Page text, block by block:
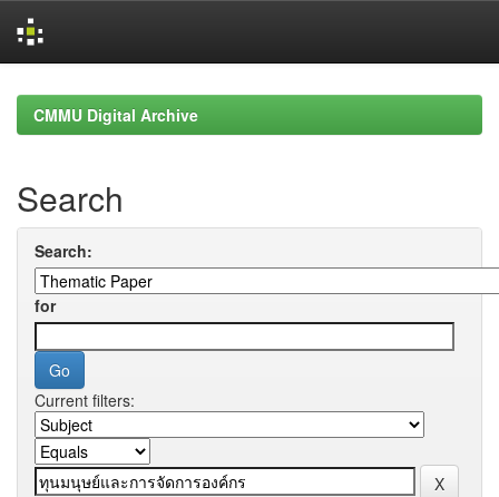
navigationCMMU Digital Archive
Search
Search:
for
Current filters: